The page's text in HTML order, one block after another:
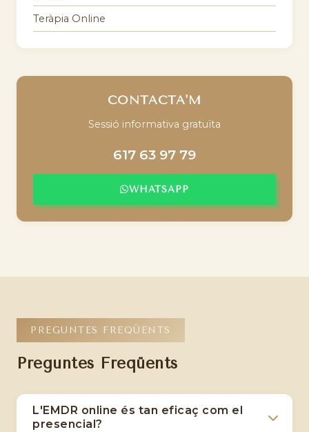
Teràpia Online
CONTACTA'M
Sessió informativa gratuïta
617 63 97 79
WHATSAPP
PREGUNTES FREQÜENTS
Preguntes Freqüents
L'EMDR online és tan eficaç com el
presencial?